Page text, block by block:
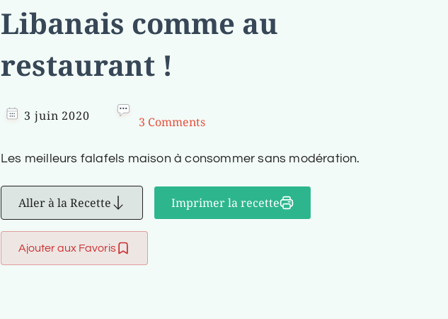
Libanais comme au
restaurant !
3 juin 2020 3 Comments
Les meilleurs falafels maison à consommer sans modération.
Aller à la Recette Imprimer la recette
Ajouter aux Favoris